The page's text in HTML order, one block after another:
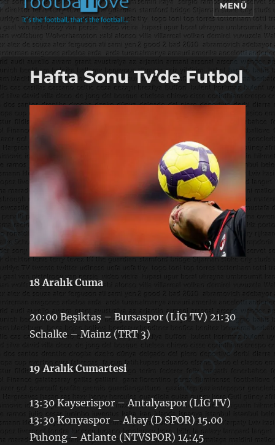
footbaLLove
MENÜ
Hafta Sonu Tv’de Futbol
18 Aralık Cuma
20:00 Beşiktaş – Bursaspor (LİG TV) 21:30
Schalke – Mainz (TRT 3)
19 Aralık Cumartesi
13:30 Kayserispor – Antalyaspor (LİG TV)
13:30 Konyaspor – Altay (D SPOR) 15.00
Puhong – Atlante (NTVSPOR) 14:45